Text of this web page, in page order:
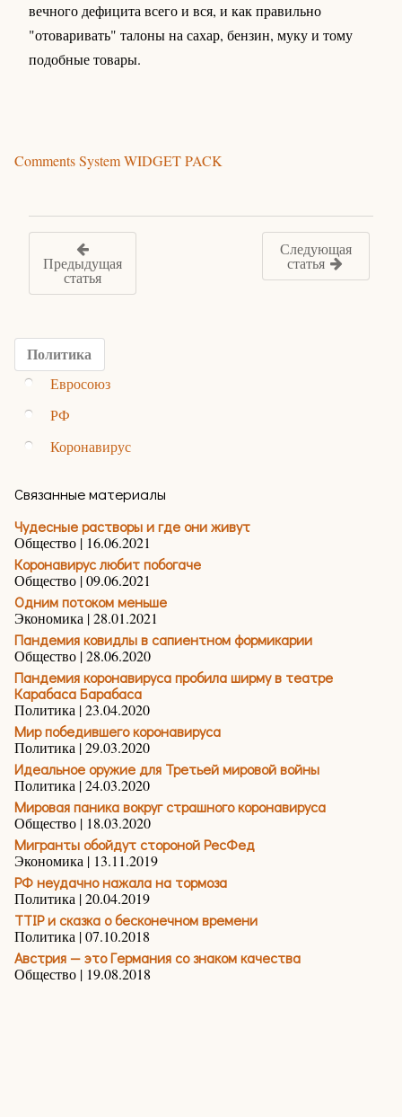
вечного дефицита всего и вся, и как правильно
"отоваривать" талоны на сахар, бензин, муку и тому
подобные товары.
Comments System WIDGET PACK
Предыдущая
статья
Следующая
статья
Политика
Евросоюз
РФ
Коронавирус
Связанные материалы
Чудесные растворы и где они живут
Общество | 16.06.2021
Коронавирус любит побогаче
Общество | 09.06.2021
Одним потоком меньше
Экономика | 28.01.2021
Пандемия ковидлы в сапиентном формикарии
Общество | 28.06.2020
Пандемия коронавируса пробила ширму в театре
Карабаса Барабаса
Политика | 23.04.2020
Мир победившего коронавируса
Политика | 29.03.2020
Идеальное оружие для Третьей мировой войны
Политика | 24.03.2020
Мировая паника вокруг страшного коронавируса
Общество | 18.03.2020
Мигранты обойдут стороной РесФед
Экономика | 13.11.2019
РФ неудачно нажала на тормоза
Политика | 20.04.2019
TTIP и сказка о бесконечном времени
Политика | 07.10.2018
Австрия — это Германия со знаком качества
Общество | 19.08.2018